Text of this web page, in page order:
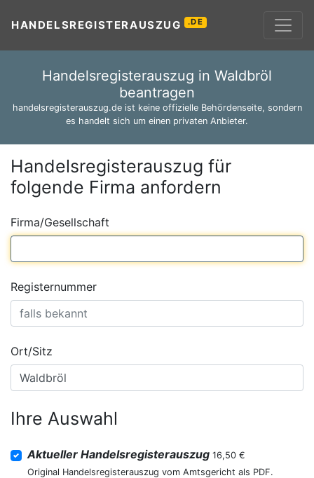
HANDELSREGISTERAUSZUG .DE
Handelsregisterauszug in Waldbröl
beantragen
handelsregisterauszug.de ist keine offizielle Behördenseite, sondern
es handelt sich um einen privaten Anbieter.
Handelsregisterauszug für
folgende Firma anfordern
Firma/Gesellschaft
Registernummer
Ort/Sitz
Ihre Auswahl
Aktueller Handelsregisterauszug 16,50 €
Original Handelsregisterauszug vom Amtsgericht als PDF.